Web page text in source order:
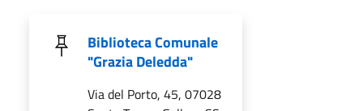
Biblioteca Comunale
"Grazia Deledda"
Via del Porto, 45, 07028